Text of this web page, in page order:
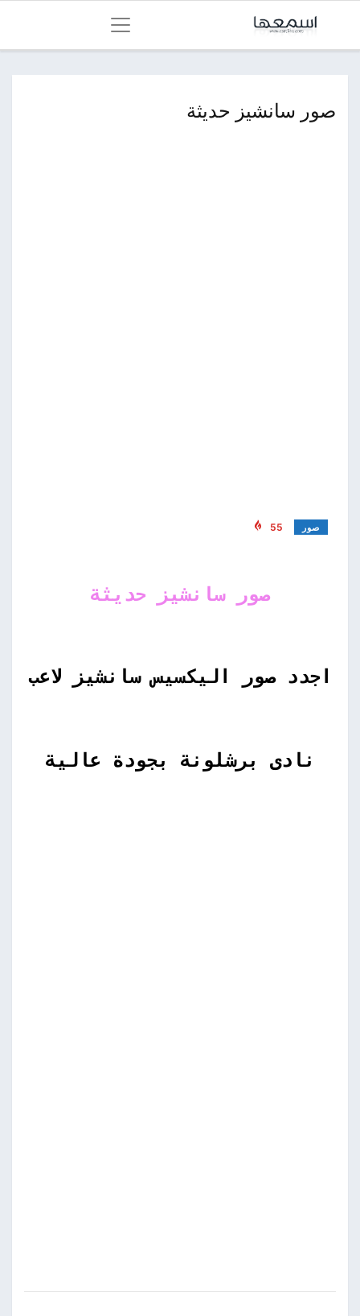
صور سانشيز حديثة
صور 55
صور سانشيز حديثة
اجدد صور اليكسيس سانشيز لاعب
نادى برشلونة بجودة عالية